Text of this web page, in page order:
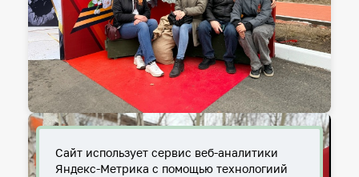
Сайт использует сервис веб-аналитики
Яндекс-Метрика с помощью технологиий